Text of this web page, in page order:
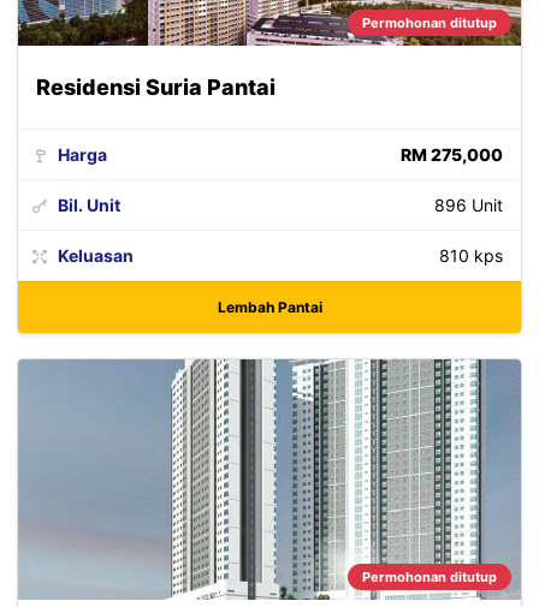
Permohonan ditutup
Residensi Suria Pantai
Harga RM 275,000
Bil. Unit 896 Unit
Keluasan 810 kps
Lembah Pantai
Permohonan ditutup